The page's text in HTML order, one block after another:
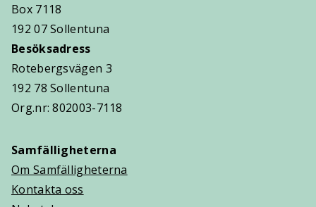
Box 7118
192 07 Sollentuna
Besöksadress
Rotebergsvägen 3
192 78 Sollentuna
Org.nr: 802003-7118
Samfälligheterna
Om Samfälligheterna
Kontakta oss